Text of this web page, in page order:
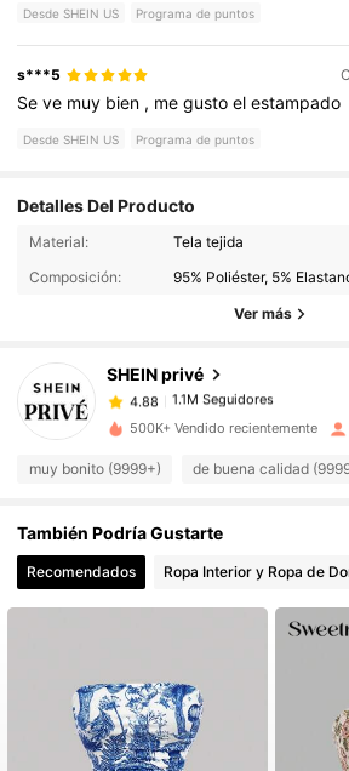
Desde SHEIN US Programa de puntos
s***5
Seve muy bien , megustoelestampado
Desde SHEIN US Programa de puntos
Detalles Del Producto
Material:
Tela tejida
Composición:
95% Poliéster, 5%
Ver más
SHEIN privé
1.1M Seguidores
1.1M Seguidores
4.88
1.1M Seguidores
c***6
pagó Hace 4 horas
4.88 1.1M Seguidores
4.88
4.88 1.1M Seguidores
500K+ Vendido recientemente
muy bonito (9999+) de buena calidad
También Podría Gustarte
Recomendados Ropa Interior y Ropa de